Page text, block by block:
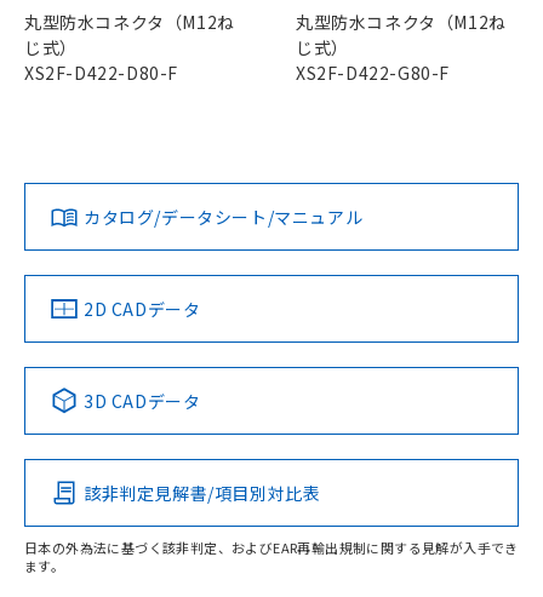
丸型防水コネクタ（M12ね
じ式）
XS2F-D422-D80-F
丸型防水コネクタ（M12ね
じ式）
XS2F-D422-G80-F
カタログ/データシート/マニュアル
2D CADデータ
3D CADデータ
該非判定見解書/項目別対比表
日本の外為法に基づく該非判定、およびEAR再輸出規制に関する見解が入手でき
ます。